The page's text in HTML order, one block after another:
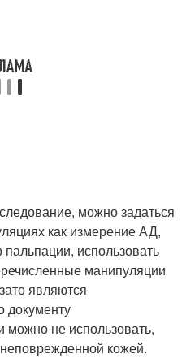
можно задаться
как измерение АД,
использовать
манипуляции
являются
документу
можно не использовать,
неповрежденной кожей.